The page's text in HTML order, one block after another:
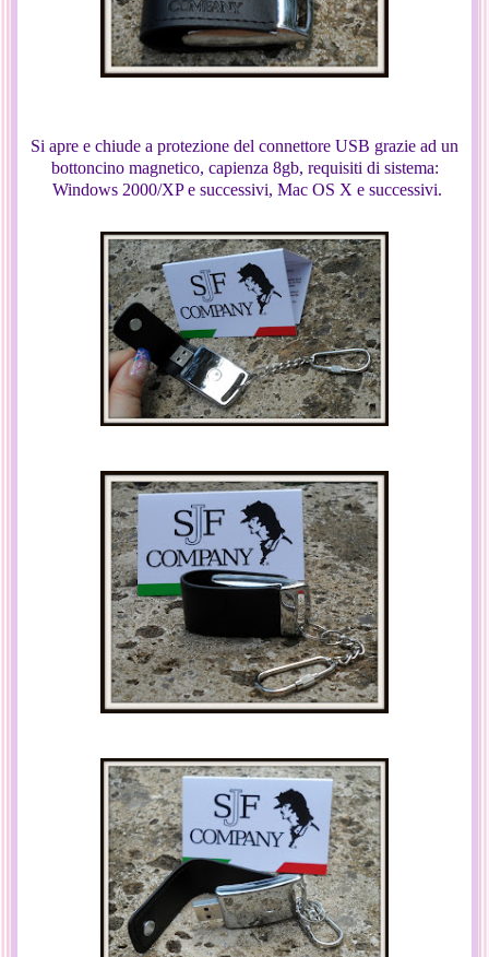
Si apre e chiude a protezione del connettore USB grazie ad un
bottoncino magnetico, capienza 8gb, requisiti di sistema:
Windows 2000/XP e successivi, Mac OS X e successivi.